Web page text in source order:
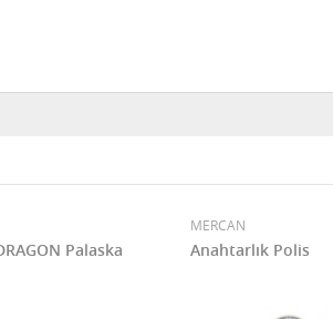
Palaska
MERCAN
Anahtarlık Polis